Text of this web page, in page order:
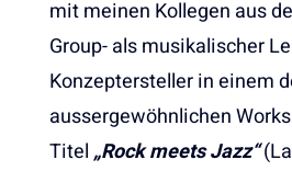
mit meinen Kollegen aus
Group- als musikalischer
Konzeptersteller in einem
aussergewöhnlichen
Titel„Rock meets Jazz“